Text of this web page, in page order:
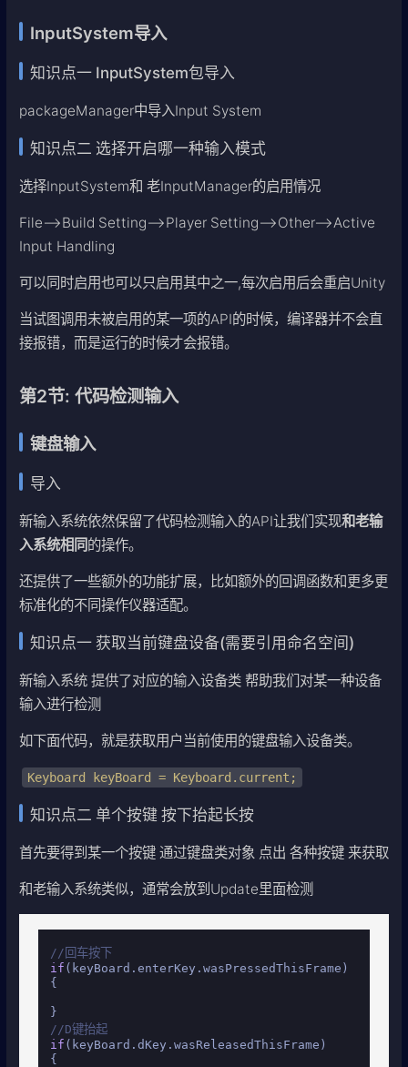
InputSystem导入
知识点一 InputSystem包导入
packageManager中导入Input System
知识点二 选择开启哪一种输入模式
选择InputSystem和 老InputManager的启用情况
File——>Build Setting——>Player Setting——>Other——>Active
Input Handling
可以同时启用也可以只启用其中之一,每次启用后会重启Unity
当试图调用未被启用的某一项的API的时候，编译器并不会直
接报错，而是运行的时候才会报错。
第2节: 代码检测输入
键盘输入
导入
新输入系统依然保留了代码检测输入的API让我们实现和老输
入系统相同的操作。
还提供了一些额外的功能扩展，比如额外的回调函数和更多更
标准化的不同操作仪器适配。
知识点一 获取当前键盘设备(需要引用命名空间)
新输入系统 提供了对应的输入设备类 帮助我们对某一种设备
输入进行检测
如下面代码，就是获取用户当前使用的键盘输入设备类。
Keyboard keyBoard = Keyboard.current;
知识点二 单个按键 按下抬起长按
首先要得到某一个按键 通过键盘类对象 点出 各种按键 来获取
和老输入系统类似，通常会放到Update里面检测
//回车按下
if(keyBoard.enterKey.wasPressedThisFrame)
{
//D键抬起
if(keyBoard.dKey.wasReleasedThisFrame)
{